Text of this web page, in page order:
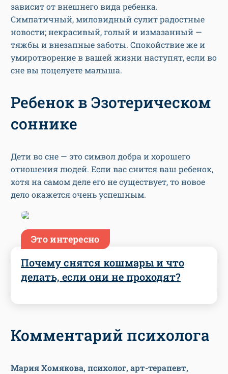
зависит от внешнего вида ребенка.
Симпатичный, миловидный сулит радостные
новости; некрасивый, голый и измазанный —
тяжбы и внезапные заботы. Спокойствие же и
умиротворение в вашей жизни наступят, если во
сне вы поцелуете малыша.
Ребенок в Эзотерическом
соннике
Дети во сне — это символ добра и хорошего
отношения людей. Если вас снится ваш ребенок,
хотя на самом деле его не существует, то новое
дело окажется очень успешным.
Это интересно
Почему снятся кошмары и что
делать, если они не проходят?
Комментарий психолога
Мария Хомякова, психолог, арт-терапевт,